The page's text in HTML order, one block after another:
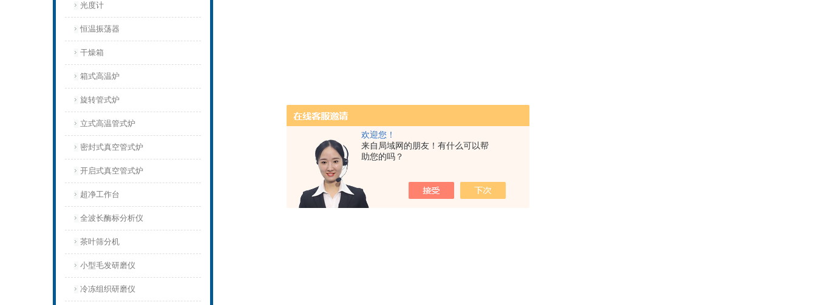
欢迎您！
来自局域网的朋友！有什么可以帮
助您的吗？
光度计
恒温振荡器
干燥箱
箱式高温炉
旋转管式炉
立式高温管式炉
密封式真空管式炉
开启式真空管式炉
超净工作台
全波长酶标分析仪
茶叶筛分机
小型毛发研磨仪
冷冻组织研磨仪